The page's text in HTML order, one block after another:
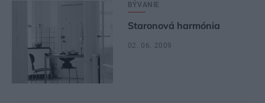
BÝVANIE
Staronová harmónia
02. 06. 2009